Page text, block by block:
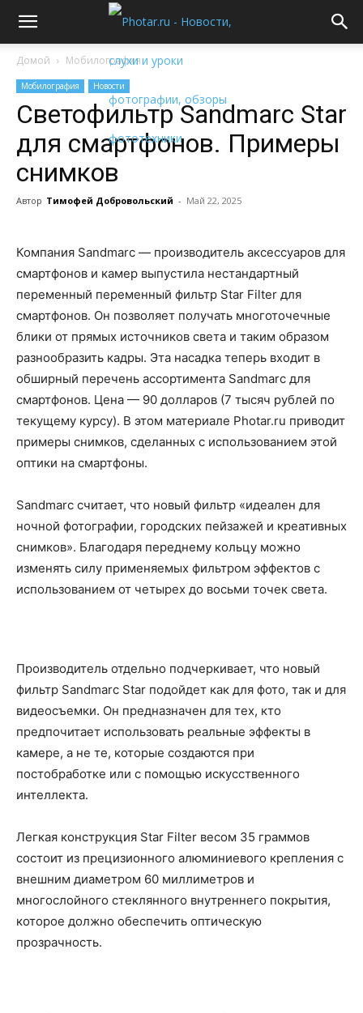
Домой Мобилография
Мобилография Новости
Светофильтр Sandmarc Star
для смартфонов. Примеры
снимков
Автор Тимофей Добровольский - Май 22, 2025
Компания Sandmarc — производитель аксессуаров для
смартфонов и камер выпустила нестандартный
переменный переменный фильтр Star Filter для
смартфонов. Он позволяет получать многоточечные
блики от прямых источников света и таким образом
разнообразить кадры. Эта насадка теперь входит в
обширный перечень ассортимента Sandmarc для
смартфонов. Цена — 90 долларов (7 тысяч рублей по
текущему курсу). В этом материале Photar.ru приводит
примеры снимков, сделанных с использованием этой
оптики на смартфоны.
Sandmarc считает, что новый фильтр «идеален для
ночной фотографии, городских пейзажей и креативных
снимков». Благодаря переднему кольцу можно
изменять силу применяемых фильтром эффектов с
использованием от четырех до восьми точек света.
Производитель отдельно подчеркивает, что новый
фильтр Sandmarc Star подойдет как для фото, так и для
видеосъемки. Он предназначен для тех, кто
предпочитает использовать реальные эффекты в
камере, а не те, которые создаются при
постобработке или с помощью искусственного
интеллекта.
Легкая конструкция Star Filter весом 35 граммов
состоит из прецизионного алюминиевого крепления с
внешним диаметром 60 миллиметров и
многослойного стеклянного внутреннего покрытия,
которое должно обеспечить оптическую
прозрачность.